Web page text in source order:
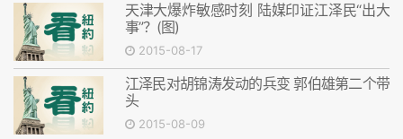
天津大爆炸敏感时刻 陆媒印证江泽民“出大
事”？(图)
2015-08-17
江泽民对胡锦涛发动的兵变 郭伯雄第二个带
头
2015-08-09